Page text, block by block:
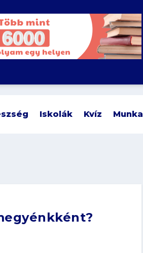
Iskolák Kvíz Munka